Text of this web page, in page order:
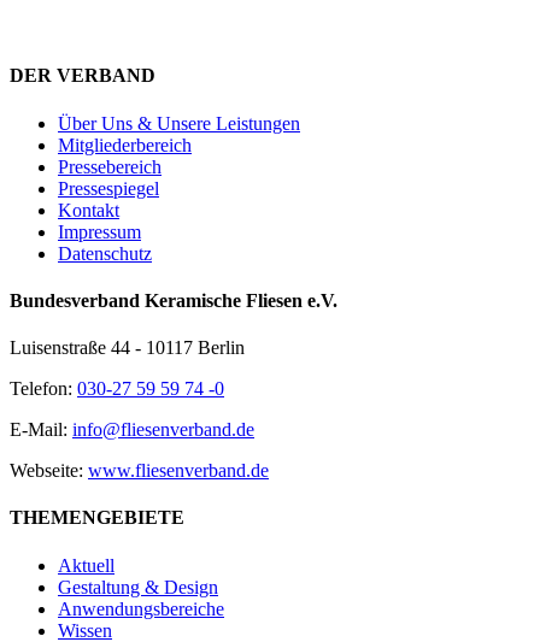
DER VERBAND
Über Uns & Unsere Leistungen
Mitgliederbereich
Pressebereich
Pressespiegel
Kontakt
Impressum
Datenschutz
Bundesverband Keramische Fliesen e.V.
Luisenstraße 44 - 10117 Berlin
Telefon: 030-27 59 59 74 -0
E-Mail: info@fliesenverband.de
Webseite: www.fliesenverband.de
THEMENGEBIETE
Aktuell
Gestaltung & Design
Anwendungsbereiche
Wissen